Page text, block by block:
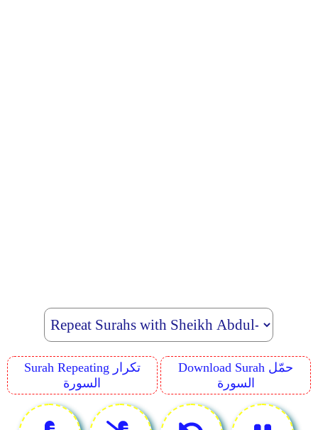
Surah Repeating تكرار
السورة
Download Surah حمّل
السورة